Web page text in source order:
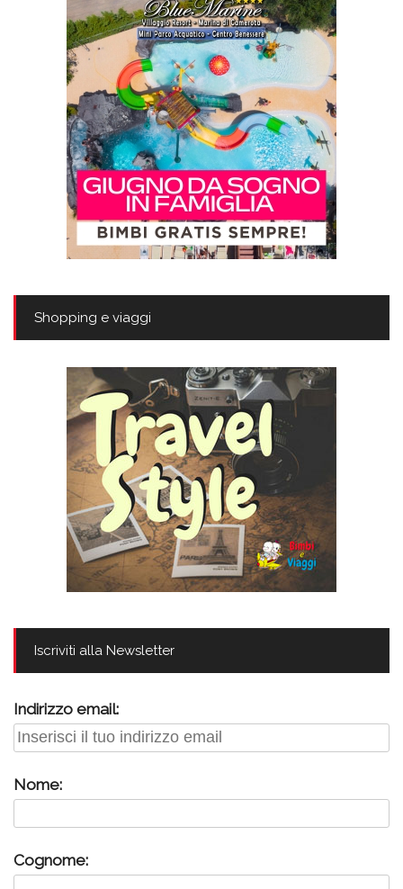
Shopping e viaggi
Iscriviti alla Newsletter
Indirizzo email:
Nome:
Cognome: